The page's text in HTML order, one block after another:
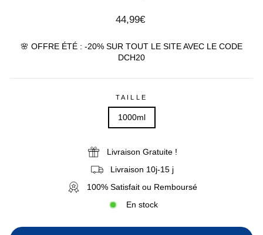
Prix
44,99€
🌸 OFFRE ÉTÉ : -20% SUR TOUT LE SITE AVEC LE CODE
DCH20
TAILLE
1000ml
Livraison Gratuite !
Livraison 10j-15 j
100% Satisfait ou Remboursé
En stock